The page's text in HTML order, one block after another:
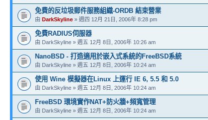
免費的反垃圾郵件服務組織-ORDB 結束營業
由 DarkSkyline » 週四 12月 21日, 2006年 8:28 pm
免費RADIUS伺服器
由 DarkSkyline » 週五 12月 8日, 2006年 10:26 am
NanoBSD - 打造適用於嵌入式系統的FreeBSD系統
由 DarkSkyline » 週五 12月 8日, 2006年 10:24 am
使用 Wine 模擬器在Linux 上運行 IE 6, 5.5 和 5.0
由 DarkSkyline » 週五 12月 8日, 2006年 10:24 am
FreeBSD 環境實作NAT+防火牆+頻寬管理
由 DarkSkyline » 週五 12月 8日, 2006年 10:24 am